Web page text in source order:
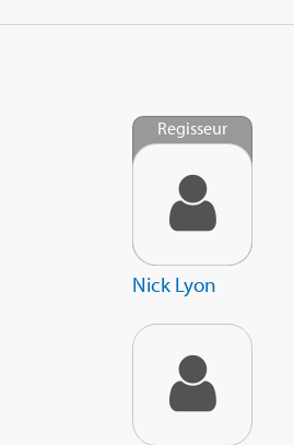
Regisseur
Nick Lyon